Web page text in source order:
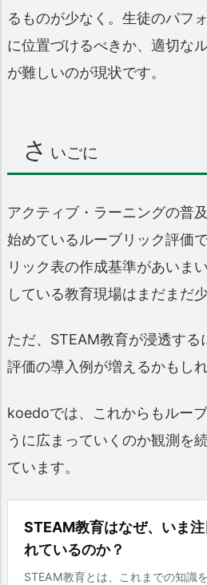
るものが少なく。生徒のパフ
に位置づけるべきか、適切な
が難しいのが現状です。
さ いごに
アクティブ・ラーニングの普
始めているルーブリック評価
リック表の作成基準があいま
している教育現場はまだまだ
ただ、STEAM教育が浸透する
評価の導入例が増えるかもしれ
koedoでは、これからもルー
うに広まっていくのか観測を
ています。
STEAM教育はなぜ、いま注
れているのか？
STEAM教育とは、これまでの知識